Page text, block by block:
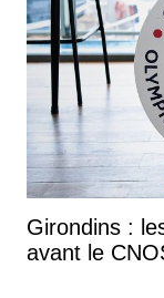
Girondins :
avant le